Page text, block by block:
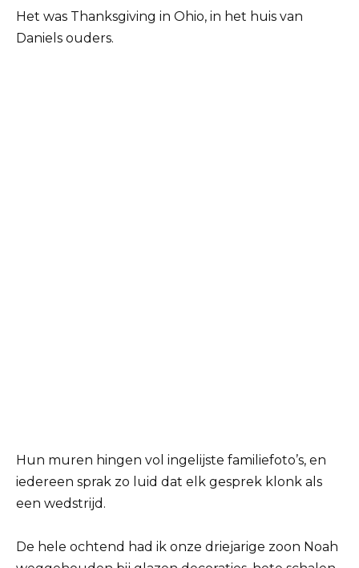
Het was Thanksgiving in Ohio, in het huis van
Daniels ouders.
Hun muren hingen vol ingelijste familiefoto’s, en
iedereen sprak zo luid dat elk gesprek klonk als
een wedstrijd.
De hele ochtend had ik onze driejarige zoon Noah